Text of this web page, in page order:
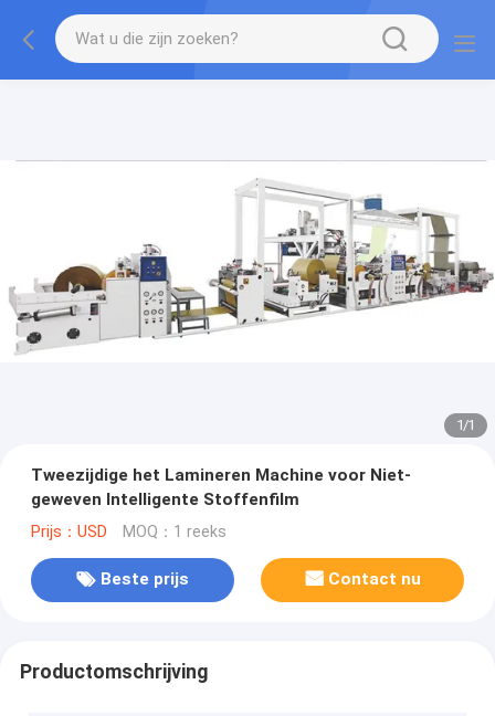
1/1
Tweezijdige het Lamineren Machine voor Niet-
geweven Intelligente Stoffenfilm
Prijs：USD MOQ：1 reeks
Beste prijs Contact nu
Productomschrijving